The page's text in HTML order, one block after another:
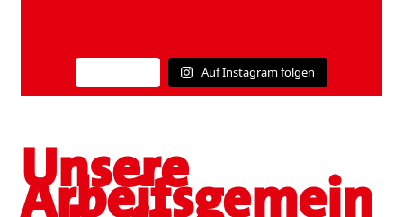
Auf Instagram folgen
Unsere
Arbeitsgemein